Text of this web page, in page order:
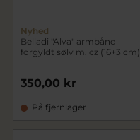
Nyhed
Belladi "Alva" armbånd
forgyldt sølv m. cz (16+3 cm)
350,00 kr
På fjernlager